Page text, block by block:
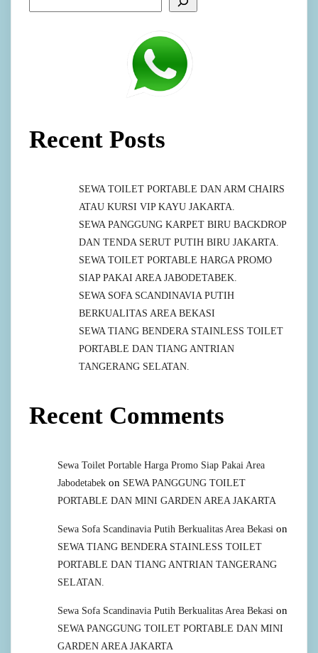
Recent Posts
SEWA TOILET PORTABLE DAN ARM CHAIRS
ATAU KURSI VIP KAYU JAKARTA.
SEWA PANGGUNG KARPET BIRU BACKDROP
DAN TENDA SERUT PUTIH BIRU JAKARTA.
SEWA TOILET PORTABLE HARGA PROMO
SIAP PAKAI AREA JABODETABEK.
SEWA SOFA SCANDINAVIA PUTIH
BERKUALITAS AREA BEKASI
SEWA TIANG BENDERA STAINLESS TOILET
PORTABLE DAN TIANG ANTRIAN
TANGERANG SELATAN.
Recent Comments
Sewa Toilet Portable Harga Promo Siap Pakai Area
Jabodetabek on SEWA PANGGUNG TOILET
PORTABLE DAN MINI GARDEN AREA JAKARTA
Sewa Sofa Scandinavia Putih Berkualitas Area Bekasi on
SEWA TIANG BENDERA STAINLESS TOILET
PORTABLE DAN TIANG ANTRIAN TANGERANG
SELATAN.
Sewa Sofa Scandinavia Putih Berkualitas Area Bekasi on
SEWA PANGGUNG TOILET PORTABLE DAN MINI
GARDEN AREA JAKARTA